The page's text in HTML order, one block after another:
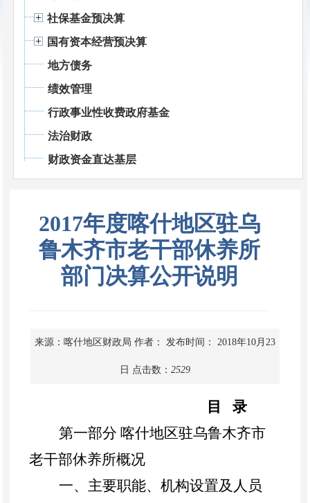
社保基金预决算
国有资本经营预决算
地方债务
绩效管理
行政事业性收费政府基金
法治财政
财政资金直达基层
2017年度喀什地区驻乌
鲁木齐市老干部休养所
部门决算公开说明
来源：喀什地区财政局 作者： 发布时间： 2018年10月23
日 点击数： 2529
目
录
第一部分 喀什地区驻乌鲁木齐市
老干部休养所概况
一、主要职能、机构设置及人员